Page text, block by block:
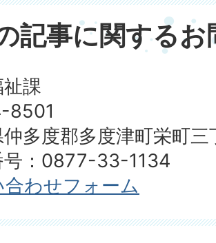
記事に関する
課
8501
仲多度郡多度津町栄町
号：0877-33-1134
合わせフォーム